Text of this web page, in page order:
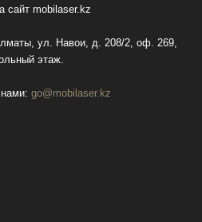
сайт mobilaser.kz
ул. Навои, д. 208/2, оф. 269,
этаж.
go@mobilaser.kz